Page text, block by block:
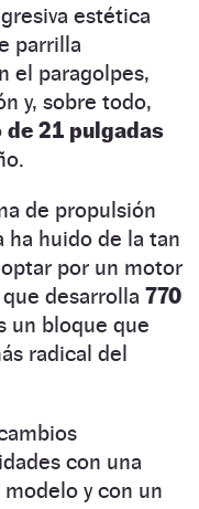
estética
parrilla
el paragolpes,
y, sobre todo,
21 pulgadas
de propulsión
huido de la tan
por un motor
que desarrolla 770
un bloque que
radical del
con una
y con un